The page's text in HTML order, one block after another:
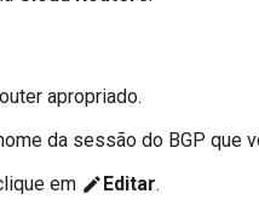
apropriado.
da sessão do BGP que
em editEditar.